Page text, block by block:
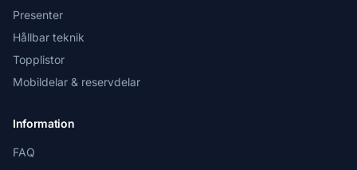
Presenter
Hållbar teknik
Topplistor
Mobildelar & reservdelar
Information
FAQ